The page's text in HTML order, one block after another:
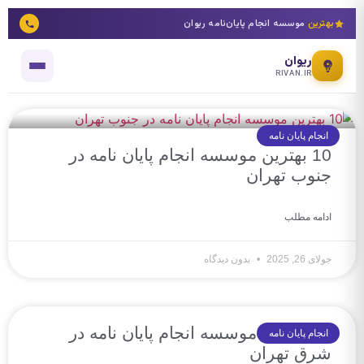
بهترین موسسه انجام پایان‌نامه ریوان
ریوان
RIVAN.IR
انجام پایان نامه
10 بهترین موسسه انجام پایان نامه در
جنوب تهران
ادامه مطلب
جولای 26, 2025 بدون دیدگاه
انجام پایان نامه
10 بهترین موسسه انجام پایان نامه در
شرق تهران